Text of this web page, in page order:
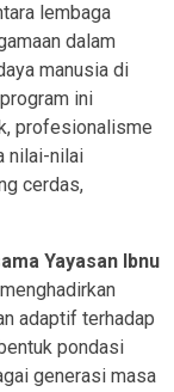
lembaga
dalam
manusia di
ini
profesionalisme
nilai-nilai
cerdas,
Yayasan Ibnu
adaptif terhadap
pondasi
generasi masa